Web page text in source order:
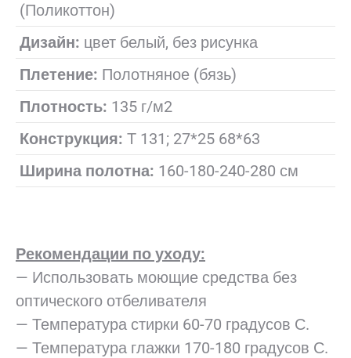
(Поликоттон)
Дизайн: цвет белый, без рисунка
Плетение: Полотняное (бязь)
Плотность: 135 г/м2
Конструкция: Т 131; 27*25 68*63
Ширина полотна: 160-180-240-280 см
Рекомендации по уходу:
— Использовать моющие средства без
оптического отбеливателя
— Температура стирки 60-70 градусов С.
— Температура глажки 170-180 градусов С.